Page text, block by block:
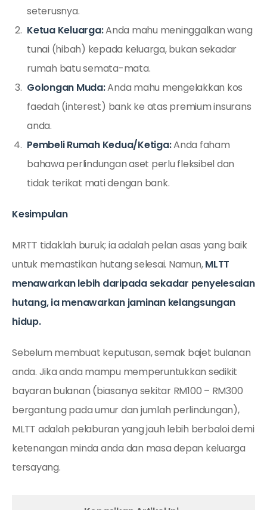
seterusnya.
Ketua Keluarga:Anda mahu meninggalkan wang
tunai (hibah) kepada keluarga, bukan sekadar
rumah batu semata-mata.
Golongan Muda:Anda mahu mengelakkan kos
faedah (interest) bank ke atas premium insurans
anda.
Pembeli Rumah Kedua/Ketiga:Anda faham
bahawa perlindungan aset perlu fleksibel dan
tidak terikat mati dengan bank.
Kesimpulan
MRTT tidaklah buruk; ia adalah pelan asas yang baik
untuk memastikan hutang selesai. Namun,MLTT
menawarkan lebih daripada sekadar penyelesaian
hutang, ia menawarkan jaminan kelangsungan
hidup.
Sebelum membuat keputusan, semak bajet bulanan
anda. Jika anda mampu memperuntukkan sedikit
bayaran bulanan (biasanya sekitar RM100 – RM300
bergantung pada umur dan jumlah perlindungan),
MLTT adalah pelaburan yang jauh lebih berbaloi demi
ketenangan minda anda dan masa depan keluarga
tersayang.